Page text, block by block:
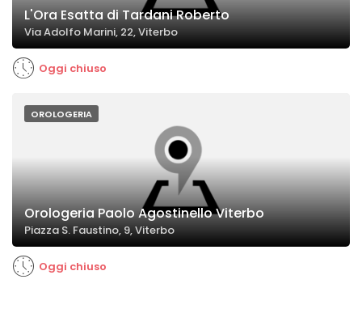
L'Ora Esatta di Tardani Roberto
Via Adolfo Marini, 22, Viterbo
Oggi chiuso
OROLOGERIA
Orologeria Paolo Agostinello Viterbo
Piazza S. Faustino, 9, Viterbo
Oggi chiuso